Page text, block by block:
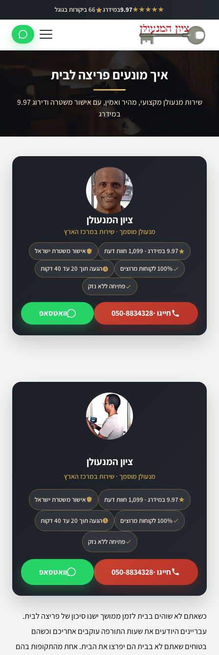
לתוכן
★★★★★
9.97במידרג 66 ביקורות בגוגל באר יעקב
ראשון לציון
רמלה
איך מונעים פריצה לבית
שירות מנעולן מקצועי, מהיר ואמין, עם אישור משטרה ודירוג 9.97
במידרג
ציון המנעולן
מנעולן מוסמך · שירות במרכז הארץ
9.97 במידרג · 1,099 חוות דעת אישור משטרת ישראל
100% לקוחות מרוצים הגעה תוך 20 עד 40 דקות
פתיחה ללא נזק
חייגו ·050-8834328 וואטסאפ
ציון המנעולן
מנעולן מוסמך · שירות במרכז הארץ
9.97 במידרג · 1,099 חוות דעת אישור משטרת ישראל
100% לקוחות מרוצים הגעה תוך 20 עד 40 דקות
פתיחה ללא נזק
חייגו ·050-8834328 וואטסאפ
כשאתם לא שוהים בבית לזמן ממושך ישנו סיכון של פריצה לבית.
עבריינים היודעים את שעות התורפה עוקבים אחריכם וכשהם
בטוחים שאתם לא בבית הם יפרצו את הבית. אחת מהתקופות בהם